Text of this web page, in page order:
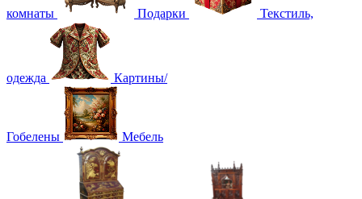
комнаты Подарки Текстиль,
одежда Картины/
Гобелены Мебель